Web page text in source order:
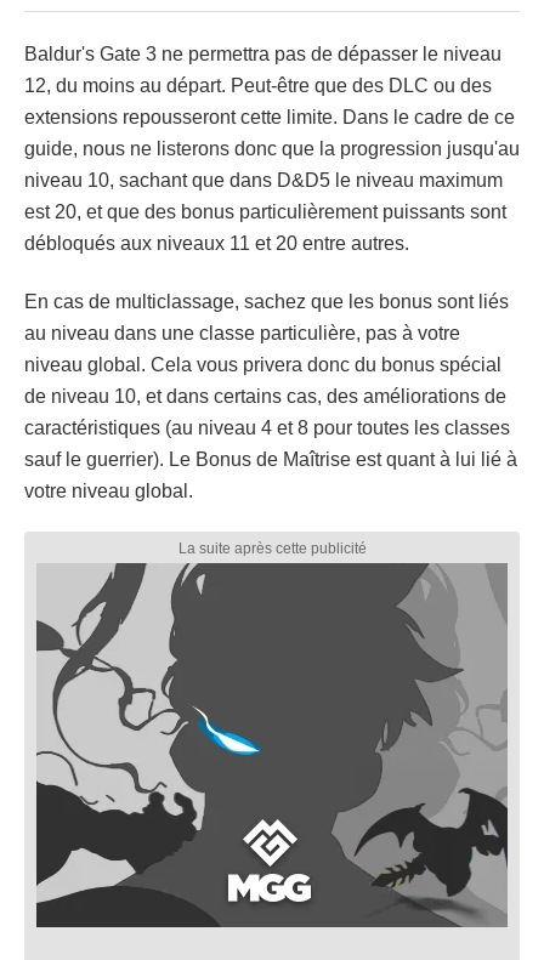
Baldur's Gate 3 ne permettra pas de dépasser le niveau
12, du moins au départ. Peut-être que des DLC ou des
extensions repousseront cette limite. Dans le cadre de ce
guide, nous ne listerons donc que la progression jusqu'au
niveau 10, sachant que dans D&D5 le niveau maximum
est 20, et que des bonus particulièrement puissants sont
débloqués aux niveaux 11 et 20 entre autres.
En cas de multiclassage, sachez que les bonus sont liés
au niveau dans une classe particulière, pas à votre
niveau global. Cela vous privera donc du bonus spécial
de niveau 10, et dans certains cas, des améliorations de
caractéristiques (au niveau 4 et 8 pour toutes les classes
sauf le guerrier). Le Bonus de Maîtrise est quant à lui lié à
votre niveau global.